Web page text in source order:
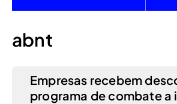
abnt
Empresas recebem
programa de combate a